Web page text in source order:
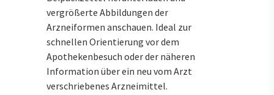
vergrößerte Abbildungen der
Arzneiformen anschauen. Ideal zur
schnellen Orientierung vor dem
Apothekenbesuch oder der näheren
Information über ein neu vom Arzt
verschriebenes Arzneimittel.